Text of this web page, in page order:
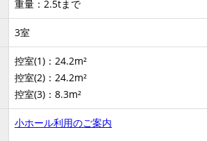
重量：2.5tまで
3室
控室(1)：24.2m²
控室(2)：24.2m²
控室(3)：8.3m²
小ホール利用のご案内